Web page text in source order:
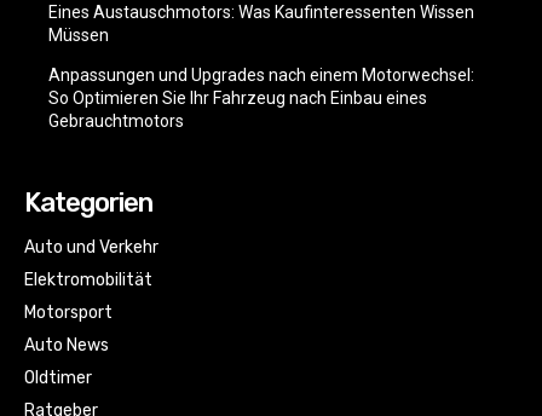
Eines Austauschmotors: Was Kaufinteressenten Wissen
Müssen
Anpassungen und Upgrades nach einem Motorwechsel:
So Optimieren Sie Ihr Fahrzeug nach Einbau eines
Gebrauchtmotors
Kategorien
Auto und Verkehr
Elektromobilität
Motorsport
Auto News
Oldtimer
Ratgeber